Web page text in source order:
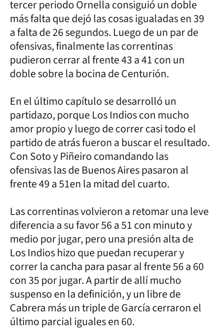
tercer periodo Ornella consiguió un doble
más falta que dejó las cosas igualadas en 39
a falta de 26 segundos. Luego de un par de
ofensivas, finalmente las correntinas
pudieron cerrar al frente 43 a 41 con un
doble sobre la bocina de Centurión.
En el último capítulo se desarrolló un
partidazo, porque Los Indios con mucho
amor propio y luego de correr casi todo el
partido de atrás fueron a buscar el resultado.
Con Soto y Piñeiro comandando las
ofensivas las de Buenos Aires pasaron al
frente 49 a 51en la mitad del cuarto.
Las correntinas volvieron a retomar una leve
diferencia a su favor 56 a 51 con minuto y
medio por jugar, pero una presión alta de
Los Indios hizo que puedan recuperar y
correr la cancha para pasar al frente 56 a 60
con 35 por jugar. A partir de allí mucho
suspenso en la definición, y un libre de
Cabrera más un triple de García cerraron el
último parcial iguales en 60.